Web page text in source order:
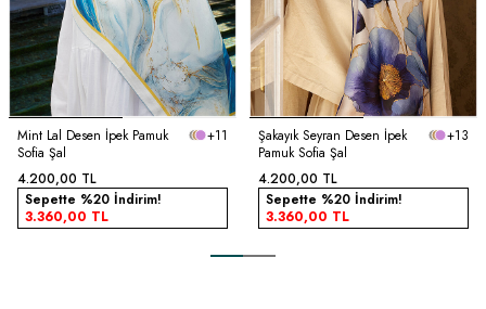
Mint Lal Desen İpek Pamuk
Sofia Şal
+11
4.200,00 TL
Sepette %20 İndirim!
3.360,00 TL
Şakayık Seyran Desen İpek
Pamuk Sofia Şal
+13
4.200,00 TL
Sepette %20 İndirim!
3.360,00 TL